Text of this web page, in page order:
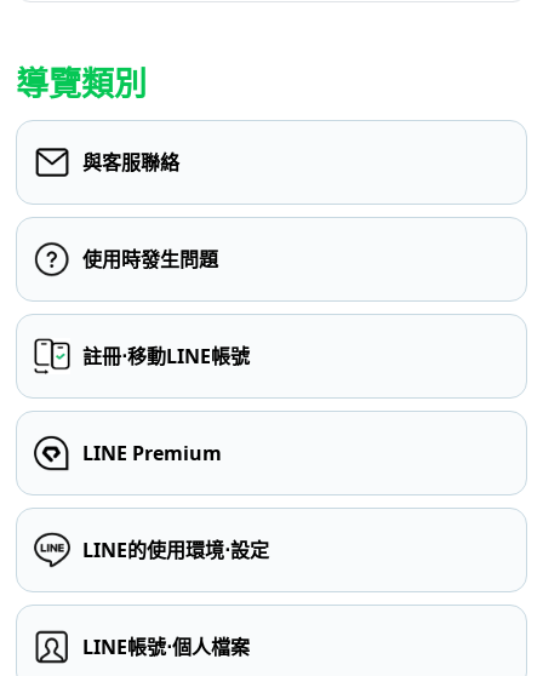
導覽類別
與客服聯絡
使用時發生問題
註冊⋅移動LINE帳號
LINE Premium
LINE的使用環境⋅設定
LINE帳號⋅個人檔案